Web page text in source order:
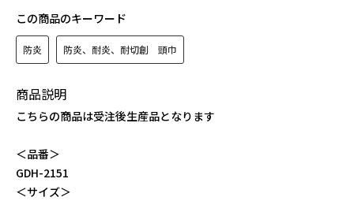
マイアカウント
カートを見る
プライバシーポリシー
この商品のキーワード
防炎 防炎、耐炎、耐切創 頭巾
商品説明
こちらの商品は受注後生産品となります
＜品番＞
GDH-2151
＜サイズ＞